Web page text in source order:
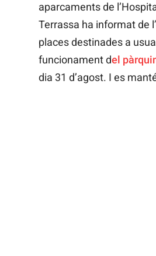
aparcaments de
Terrassa ha informat de
places destinades a
funcionament del
dia 31 d’agost. I es